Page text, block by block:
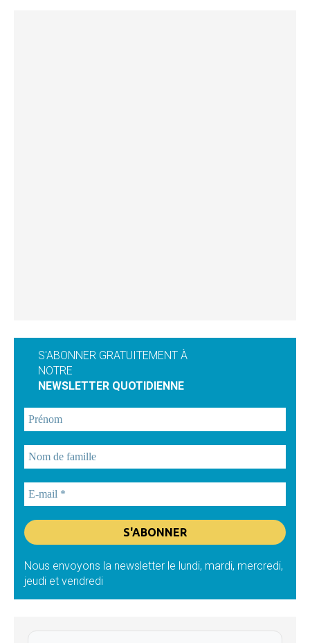
S'ABONNER GRATUITEMENT À
NOTRE
NEWSLETTER QUOTIDIENNE
Nous envoyons la newsletter le lundi, mardi, mercredi,
jeudi et vendredi